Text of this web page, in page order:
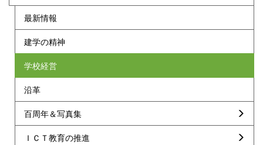
最新情報
建学の精神
学校経営
沿革
百周年＆写真集
ＩＣＴ教育の推進